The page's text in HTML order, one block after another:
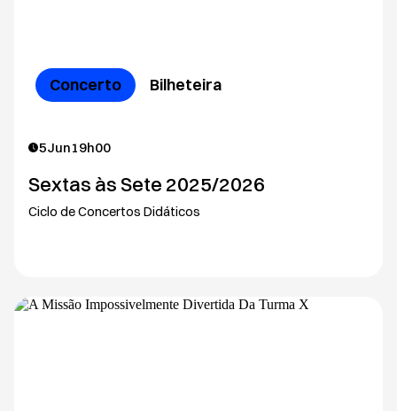
Concerto Bilheteira
5Jun19h00
Sextas às Sete 2025/2026
Ciclo de Concertos Didáticos